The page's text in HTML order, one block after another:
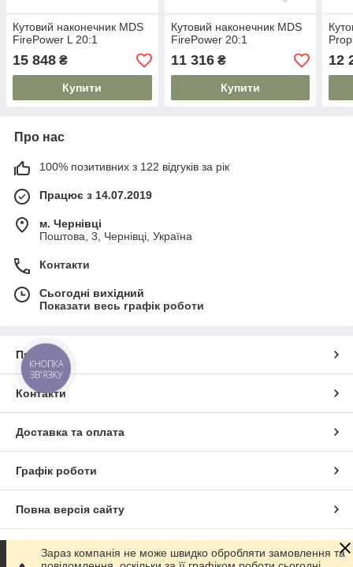
Кутовий наконечник MDS
FirePower L 20:1
15 848 ₴
Купити
Кутовий наконечник MDS
FirePower 20:1
11 316₴
Купити
12
Про нас
100% позитивних з 122 відгуків за рік
Працює з 14.07.2019
м. Чернівці
Поштова, 3, Чернівці, Україна
Контакти
Сьогодні вихідний
Показати весь графік роботи
Про нас
Контакти
Доставка та оплата
Графік роботи
Повна версія сайту
Сайт створено на маркетплейсіProm.ua
Зараз компанія не може швидко обробляти замовлення та
КНОПКА
ЗВ'ЯЗКУ